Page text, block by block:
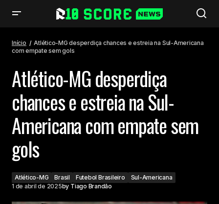
empate sem gols
Início
Atlético-MG desperdiça chances e estreia na Sul-Americana
com empate sem gols
Atlético-MG desperdiça
chances e estreia na Sul-
Americana com empate sem
gols
Atlético-MG Brasil Futebol Brasileiro
Sul-Americana
1 de abril de 2025by Tiago Brandão